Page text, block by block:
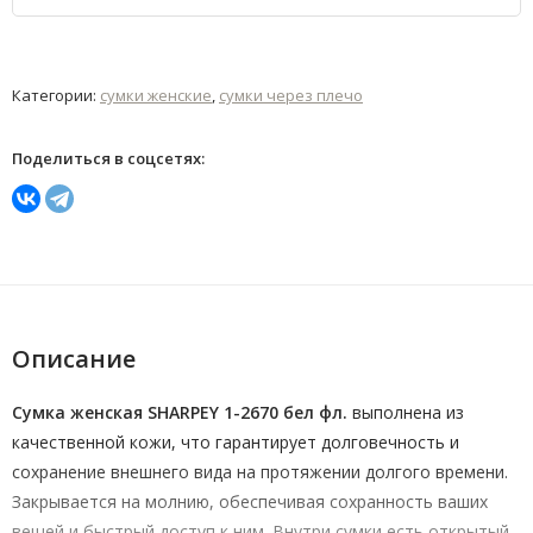
Категории: сумки женские, сумки через плечо
Поделиться в соцсетях:
Описание
Сумка женская SHARPEY 1-2670 бел фл. выполнена из
качественной кожи, что гарантирует долговечность и
сохранение внешнего вида на протяжении долгого времени.
Закрывается на молнию, обеспечивая сохранность ваших